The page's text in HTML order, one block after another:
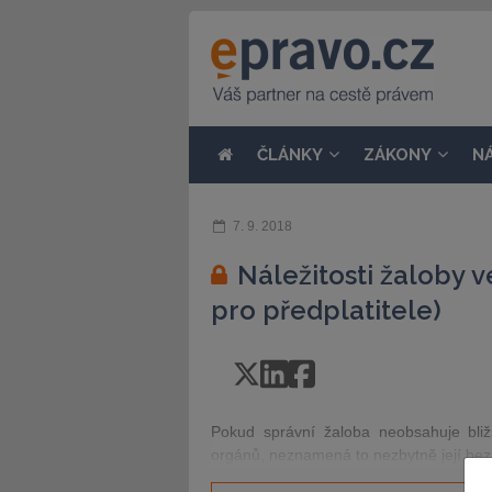
ČLÁNKY ZÁKONY
7. 9. 2018
Náležitosti žaloby
pro předplatitele)
Pokud správní žaloba neobsahuje
orgánů, neznamená to nezbytně její